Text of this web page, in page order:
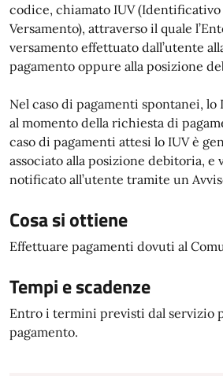
codice, chiamato IUV
Versamento), attraverso il quale
versamento effettuato dall’utente
pagamento oppure alla posizione
Nel caso di pagamenti spontanei, lo
al momento della richiesta di
caso di pagamenti attesi lo IUV è
associato alla posizione debitoria, e
notificato all’utente tramite un
Cosa si ottiene
Effettuare pagamenti dovuti al
Tempi e scadenze
Entro i termini previsti dal servizio
pagamento.